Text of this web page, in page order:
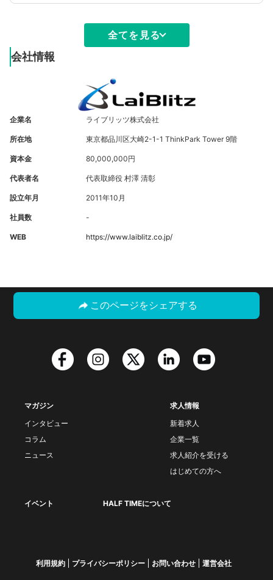
全てを見る
会社情報
企業名 ライブリッツ株式会社
所在地 東京都品川区大崎2-1-1 ThinkPark Tower 9階
資本金 80,000,000円
代表者名 代表取締役 村澤 清彰
設立年月 2011年10月
社員数 -
WEB https://www.laiblitz.co.jp/
このページをシェアする
マガジン
インタビュー
コラム
ニュース
求人情報
新着求人
企業一覧
求人紹介を受ける
はじめての方へ
イベント HALF TIMEについて
利用規約 プライバシーポリシー お問い合わせ 運営会社